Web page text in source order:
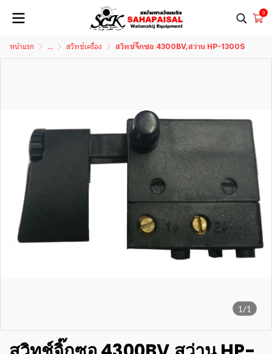
0
หน้าแรก ... สวิทช์เครื่อง สวิทช์จิ๊กซอ 4300BV,สว่าน HP-1300S
1/1